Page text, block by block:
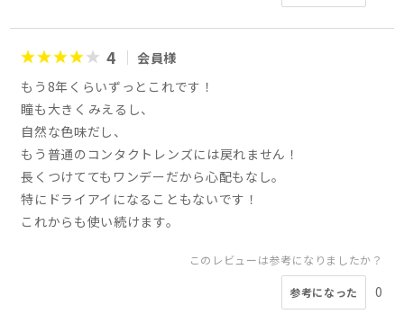
4
会員様
もう8年くらいずっとこれです！
瞳も大きくみえるし、
自然な色味だし、
もう普通のコンタクトレンズには戻れません！
長くつけててもワンデーだから心配もなし。
特にドライアイになることもないです！
これからも使い続けます。
このレビューは参考になりましたか？
参考になった 0